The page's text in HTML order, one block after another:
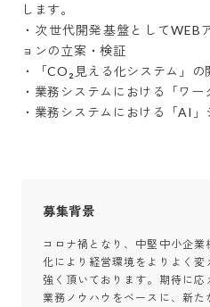
します。
・次世代開発基盤としてWEB
ョンの立案・検証
・「CO₂見える化システム」の
・業務システムにおける「ワ
・業務システムにおける「AI
募集背景
コロナ禍となり、中堅中小企
化により経営環境をよりよく変
強く頂いております。期待に応
業務ノウハウをベースに、新た